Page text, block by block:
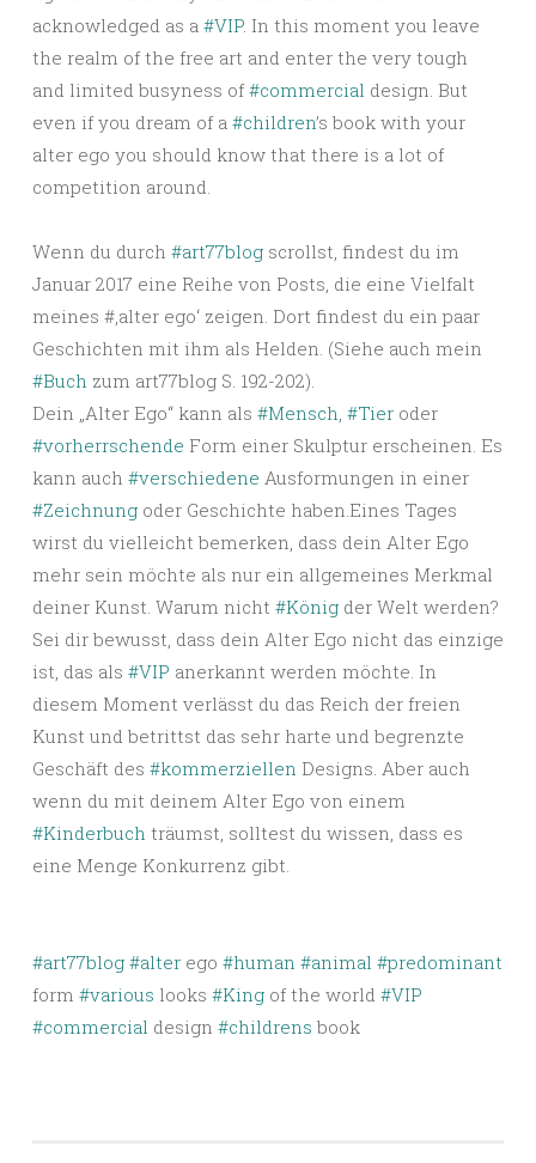
acknowledged as a #VIP. In this moment you leave
the realm of the free art and enter the very tough
and limited busyness of#commercial design. But
even if you dream of a #children’s book with your
alter ego you should know that there is a lot of
competition around.
Wenn du durch #art77blog scrollst, findest du im
Januar 2017 eine Reihe von Posts, die eine Vielfalt
meines #‚alter ego‘ zeigen. Dort findest du ein paar
Geschichten mit ihm als Helden. (Siehe auch mein
#Buch zum art77blog S. 192-202).
Dein „Alter Ego“ kann als #Mensch, #Tier oder
#vorherrschende Form einer Skulptur erscheinen. Es
kann auch #verschiedene Ausformungen in einer
#Zeichnung oder Geschichte haben.Eines Tages
wirst du vielleicht bemerken, dass dein Alter Ego
mehr sein möchte als nur ein allgemeines Merkmal
deiner Kunst. Warum nicht #König der Welt werden?
Sei dir bewusst, dass dein Alter Ego nicht das einzige
ist, das als #VIP anerkannt werden möchte. In
diesem Moment verlässt du das Reich der freien
Kunst und betrittst das sehr harte und begrenzte
Geschäft des #kommerziellen Designs. Aber auch
wenn du mit deinem Alter Ego von einem
#Kinderbuch träumst, solltest du wissen, dass es
eine Menge Konkurrenz gibt.
#art77blog #alter ego #human #animal #predominant
form #various looks #King of the world #VIP
#commercial design #childrens book